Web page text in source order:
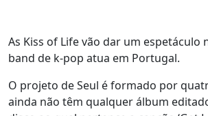
As Kiss of Life vão dar um espetáculo
band de k-pop atua em Portugal.
O projeto de Seul é formado por
ainda não têm qualquer álbum